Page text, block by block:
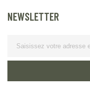
NEWSLETTER